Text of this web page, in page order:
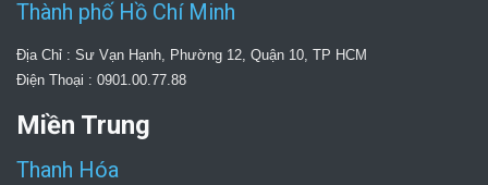
Thành phố Hồ Chí Minh
Địa Chỉ : Sư Vạn Hạnh, Phường 12, Quận 10, TP HCM
Điện Thoại : 0901.00.77.88
Miền Trung
Thanh Hóa